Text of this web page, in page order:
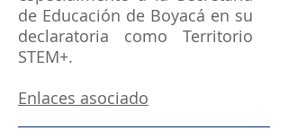
de Educación de Boyacá en su
declaratoria como Territorio
STEM+.
Enlaces asociado